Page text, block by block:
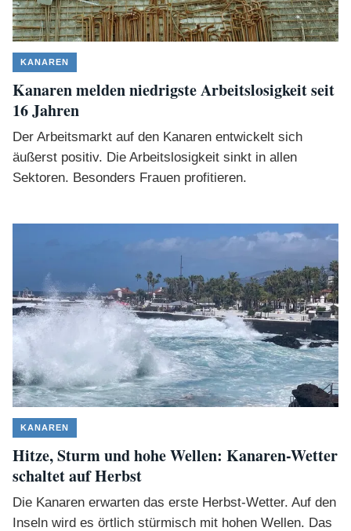
KANAREN
Kanaren melden niedrigste Arbeitslosigkeit seit
16 Jahren
Der Arbeitsmarkt auf den Kanaren entwickelt sich
äußerst positiv. Die Arbeitslosigkeit sinkt in allen
Sektoren. Besonders Frauen profitieren.
KANAREN
Hitze, Sturm und hohe Wellen: Kanaren-Wetter
schaltet auf Herbst
Die Kanaren erwarten das erste Herbst-Wetter. Auf den
Inseln wird es örtlich stürmisch mit hohen Wellen. Das